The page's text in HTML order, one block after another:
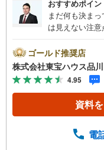
おすすめポイン
まだ何も決ま
は見えない注
とも包み隠さず
トを大切にして
報も含めて、一
しょう。まずは
産キャンペー
ボーナスライ
予約をする」
ゴールド推奨店
株式会社東宝ハウス品川
4.95
資料
電